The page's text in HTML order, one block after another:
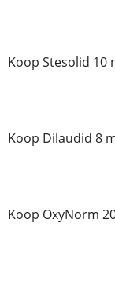
Koop Stesolid 10
Koop Dilaudid 8
Koop OxyNorm